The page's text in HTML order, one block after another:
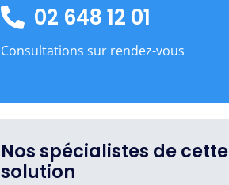
02 648 12 01
Consultations sur rendez-vous
Nos spécialistes de cette
solution